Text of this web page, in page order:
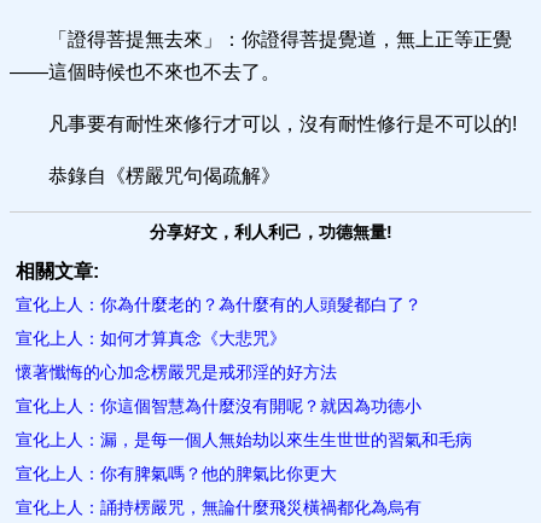
「證得菩提無去來」：你證得菩提覺道，無上正等正覺
——這個時候也不來也不去了。
凡事要有耐性來修行才可以，沒有耐性修行是不可以的!
恭錄自《楞嚴咒句偈疏解》
分享好文，利人利己，功德無量!
相關文章:
宣化上人：你為什麼老的？為什麼有的人頭髮都白了？
宣化上人：如何才算真念《大悲咒》
懷著懺悔的心加念楞嚴咒是戒邪淫的好方法
宣化上人：你這個智慧為什麼沒有開呢？就因為功德小
宣化上人：漏，是每一個人無始劫以來生生世世的習氣和毛病
宣化上人：你有脾氣嗎？他的脾氣比你更大
宣化上人：誦持楞嚴咒，無論什麼飛災橫禍都化為烏有